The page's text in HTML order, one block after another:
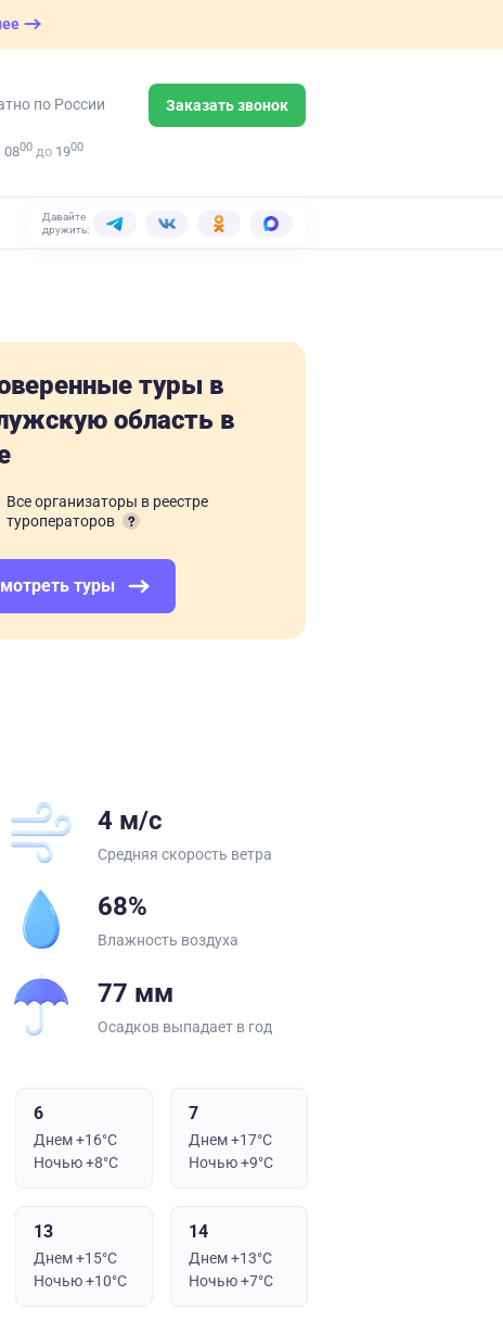
по России Заказать звонок
0800 до 1900
Давайте
дружить:
туры в
область в
Все организаторы в реестре
туроператоров
туры
4 м/с
Средняя скорость ветра
68%
Влажность воздуха
77 мм
Осадков выпадает в год
6
Днем +16°C
Ночью +8°C
7
Днем +17°C
Ночью +9°C
13
Днем +15°C
Ночью +10°C
14
Днем +13°C
Ночью +7°C